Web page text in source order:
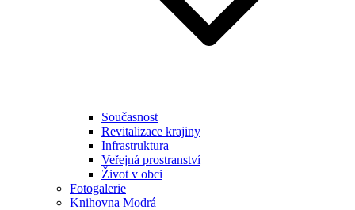
Současnost
Revitalizace krajiny
Infrastruktura
Veřejná prostranství
Život v obci
Fotogalerie
Knihovna Modrá